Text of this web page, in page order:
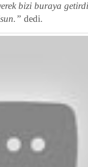
bizi buraya
dedi.